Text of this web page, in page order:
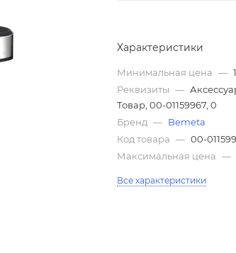
Характеристики
Минимальная цена —
Реквизиты —
Товар, 00-01159967, 0
Бренд — Bemeta
Код товара — 00-
Максимальная цена —
Все характеристики